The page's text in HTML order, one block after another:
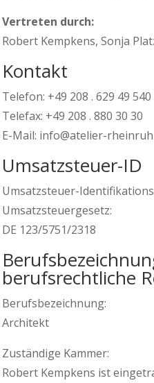
Vertreten durch:
Robert Kempkens, Sonja
Kontakt
Telefon: +49 208 . 629 49 540
Telefax: +49 208 . 880 30 30
E-Mail: info@atelier-
Umsatzsteuer-ID
Umsatzsteuer-
Umsatzsteuergesetz:
DE 123/5751/2318
berufsrechtliche
Berufsbezeichnung:
Architekt
Zuständige Kammer:
Robert Kempkens ist